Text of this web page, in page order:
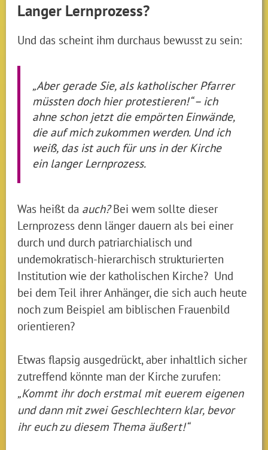
Langer Lernprozess?
Und das scheint ihm durchaus bewusst zu sein:
„Aber gerade Sie, als katholischer Pfarrer
müssten doch hier protestieren!“ – ich
ahne schon jetzt die empörten Einwände,
die auf mich zukommen werden. Und ich
weiß, das ist auch für uns in der Kirche
ein langer Lernprozess.
Was heißt da auch?Bei wem sollte dieser
Lernprozess denn länger dauern als bei einer
durch und durch patriarchialisch und
undemokratisch-hierarchisch strukturierten
Institution wie der katholischen Kirche? Und
bei dem Teil ihrer Anhänger, die sich auch heute
noch zum Beispiel am biblischen Frauenbild
orientieren?
Etwas flapsig ausgedrückt, aber inhaltlich sicher
zutreffend könnte man der Kirche zurufen:
„Kommt ihr doch erstmal mit euerem eigenen
und dann mit zwei Geschlechtern klar, bevor
ihr euch zu diesem Thema äußert!“